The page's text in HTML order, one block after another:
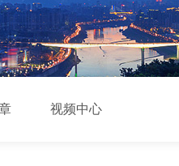
视频中心